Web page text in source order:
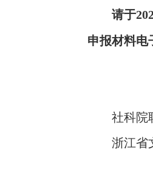
请于
申报材料电
社科院
浙江省